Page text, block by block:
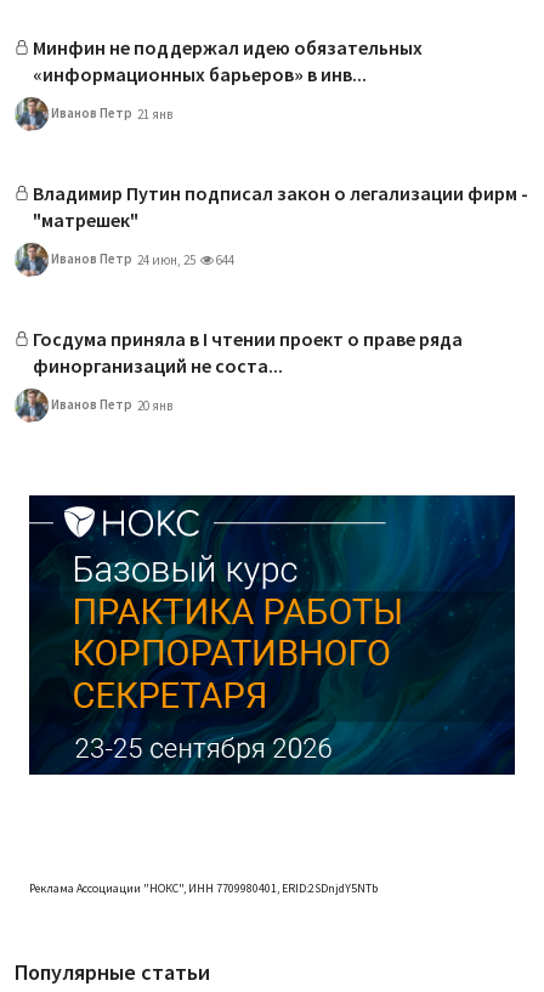
Минфин не поддержал идею обязательных
«информационных барьеров» в инв...
Иванов Петр 21 янв
Владимир Путин подписал закон о легализации фирм -
"матрешек"
Иванов Петр 24 июн, 25 644
Госдума приняла в I чтении проект о праве ряда
финорганизаций не соста...
Иванов Петр 20 янв
Реклама Ассоциации "НОКС", ИНН 7709980401, ERID:2SDnjdY5NTb
Популярные статьи